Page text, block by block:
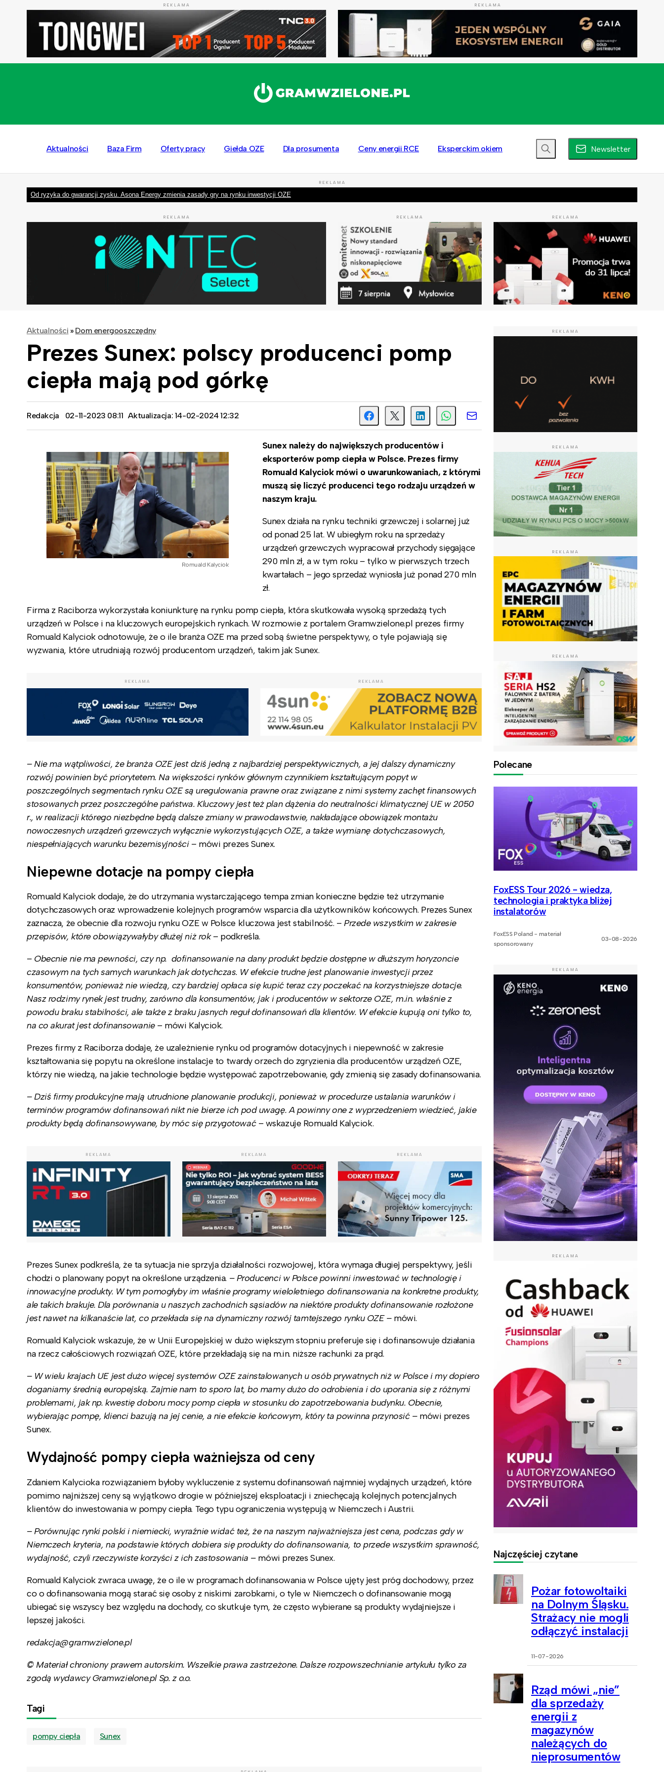
REKLAMA REKLAMA
Aktualności Baza Firm Oferty pracy Giełda OZE Dla prosumenta Ceny energii RCE Eksperckim okiem Newsletter
REKLAMA
Od ryzyka do gwarancji zysku. Asona Energy zmienia zasady gry na rynku inwestycji OZE
REKLAMA REKLAMA REKLAMA
Aktualności » Dom energooszczędny
Prezes Sunex: polscy producenci pomp
ciepła mają pod górkę
Redakcja 02-11-2023 08:11 Aktualizacja: 14-02-2024 12:32
Romuald Kalyciok
Sunex należy do największych producentów i
eksporterów pomp ciepła w Polsce. Prezes firmy
Romuald Kalyciok mówi o uwarunkowaniach, z którymi
muszą się liczyć producenci tego rodzaju urządzeń w
naszym kraju.
Sunex działa na rynku techniki grzewczej i solarnej już
od ponad 25 lat. W ubiegłym roku na sprzedaży
urządzeń grzewczych wypracował przychody sięgające
290 mln zł, a w tym roku – tylko w pierwszych trzech
kwartałach – jego sprzedaż wyniosła już ponad 270 mln
zł.
Firma z Raciborza wykorzystała koniunkturę na rynku pomp ciepła, która skutkowała wysoką sprzedażą tych
urządzeń w Polsce i na kluczowych europejskich rynkach. W rozmowie z portalem Gramwzielone.pl prezes firmy
Romuald Kalyciok odnotowuje, że o ile branża OZE ma przed sobą świetne perspektywy, o tyle pojawiają się
wyzwania, które utrudniają rozwój producentom urządzeń, takim jak Sunex.
REKLAMA REKLAMA
– Nie ma wątpliwości, że branża OZE jest dziś jedną z najbardziej perspektywicznych, a jej dalszy dynamiczny
rozwój powinien być priorytetem. Na większości rynków głównym czynnikiem kształtującym popyt w
poszczególnych segmentach rynku OZE są uregulowania prawne oraz związane z nimi systemy zachęt finansowych
stosowanych przez poszczególne państwa. Kluczowy jest też plan dążenia do neutralności klimatycznej UE w 2050
r., w realizacji którego niezbędne będą dalsze zmiany w prawodawstwie, nakładające obowiązek montażu
nowoczesnych urządzeń grzewczych wyłącznie wykorzystujących OZE, a także wymianę dotychczasowych,
niespełniających warunku bezemisyjności– mówi prezes Sunex.
Niepewne dotacje na pompy ciepła
Romuald Kalyciok dodaje, że do utrzymania wystarczającego tempa zmian konieczne będzie też utrzymanie
dotychczasowych oraz wprowadzenie kolejnych programów wsparcia dla użytkowników końcowych. Prezes Sunex
zaznacza, że obecnie dla rozwoju rynku OZE w Polsce kluczowa jest stabilność. – Przede wszystkim w zakresie
przepisów, które obowiązywałyby dłużej niż rok– podkreśla.
– Obecnie nie ma pewności, czy np. dofinansowanie na dany produkt będzie dostępne w dłuższym horyzoncie
czasowym na tych samych warunkach jak dotychczas. W efekcie trudne jest planowanie inwestycji przez
konsumentów, ponieważ nie wiedzą, czy bardziej opłaca się kupić teraz czy poczekać na korzystniejsze dotacje.
Nasz rodzimy rynek jest trudny, zarówno dla konsumentów, jak i producentów w sektorze OZE, m.in. właśnie z
powodu braku stabilności, ale także z braku jasnych reguł dofinansowań dla klientów. W efekcie kupują oni tylko to,
na co akurat jest dofinansowanie– mówi Kalyciok.
Prezes firmy z Raciborza dodaje, że uzależnienie rynku od programów dotacyjnych i niepewność w zakresie
kształtowania się popytu na określone instalacje to twardy orzech do zgryzienia dla producentów urządzeń OZE,
którzy nie wiedzą, na jakie technologie będzie występować zapotrzebowanie, gdy zmienią się zasady dofinansowania.
– Dziś firmy produkcyjne mają utrudnione planowanie produkcji, ponieważ w procedurze ustalania warunków i
terminów programów dofinansowań nikt nie bierze ich pod uwagę. A powinny one z wyprzedzeniem wiedzieć, jakie
produkty będą dofinansowywane, by móc się przygotować– wskazuje Romuald Kalyciok.
REKLAMA REKLAMA REKLAMA
Prezes Sunex podkreśla, że ta sytuacja nie sprzyja działalności rozwojowej, która wymaga długiej perspektywy, jeśli
chodzi o planowany popyt na określone urządzenia. – Producenci w Polsce powinni inwestować w technologię i
innowacyjne produkty. W tym pomogłyby im właśnie programy wieloletniego dofinansowania na konkretne produkty,
ale takich brakuje. Dla porównania u naszych zachodnich sąsiadów na niektóre produkty dofinansowanie rozłożone
jest nawet na kilkanaście lat, co przekłada się na dynamiczny rozwój tamtejszego rynku OZE –mówi.
Romuald Kalyciok wskazuje, że w Unii Europejskiej w dużo większym stopniu preferuje się i dofinansowuje działania
na rzecz całościowych rozwiązań OZE, które przekładają się na m.in. niższe rachunki za prąd.
– W wielu krajach UE jest dużo więcej systemów OZE zainstalowanych u osób prywatnych niż w Polsce i my dopiero
doganiamy średnią europejską. Zajmie nam to sporo lat, bo mamy dużo do odrobienia i do uporania się z różnymi
problemami, jak np. kwestię doboru mocy pomp ciepła w stosunku do zapotrzebowania budynku. Obecnie,
wybierając pompę, klienci bazują na jej cenie, a nie efekcie końcowym, który ta powinna przynosić –mówi prezes
Sunex.
Wydajność pompy ciepła ważniejsza od ceny
Zdaniem Kalycioka rozwiązaniem byłoby wykluczenie z systemu dofinansowań najmniej wydajnych urządzeń, które
pomimo najniższej ceny są wyjątkowo drogie w późniejszej eksploatacji i zniechęcają kolejnych potencjalnych
klientów do inwestowania w pompy ciepła. Tego typu ograniczenia występują w Niemczech i Austrii.
– Porównując rynki polski i niemiecki, wyraźnie widać też, że na naszym najważniejsza jest cena, podczas gdy w
Niemczech kryteria, na podstawie których dobiera się produkty do dofinansowania, to przede wszystkim sprawność,
wydajność, czyli rzeczywiste korzyści z ich zastosowania –mówi prezes Sunex.
Romuald Kalyciok zwraca uwagę, że o ile w programach dofinansowania w Polsce ujęty jest próg dochodowy, przez
co o dofinansowania mogą starać się osoby z niskimi zarobkami, o tyle w Niemczech o dofinansowanie mogą
ubiegać się wszyscy bez względu na dochody, co skutkuje tym, że często wybierane są produkty wydajniejsze i
lepszej jakości.
redakcja@gramwzielone.pl
© Materiał chroniony prawem autorskim. Wszelkie prawa zastrzeżone. Dalsze rozpowszechnianie artykułu tylko za
zgodą wydawcy Gramwzielone.pl Sp. z o.o.
Tagi
pompy ciepła Sunex
REKLAMA
REKLAMA
REKLAMA
REKLAMA
Polecane
FoxESS Tour 2026 - wiedza,
technologia i praktyka bliżej
instalatorów
FoxESS Poland - materiał
sponsorowany
03-08-2026
REKLAMA
REKLAMA
Najczęściej czytane
Pożar fotowoltaiki
na Dolnym Śląsku.
Strażacy nie mogli
odłączyć instalacji
11-07-2026
Rząd mówi „nie”
dla sprzedaży
energii z
magazynów
należących do
nieprosumentów